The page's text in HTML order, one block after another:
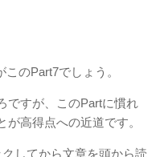
のPart7でしょう。
ですが、このPartに慣れ
高得点への近道です。
してから文章を頭から読